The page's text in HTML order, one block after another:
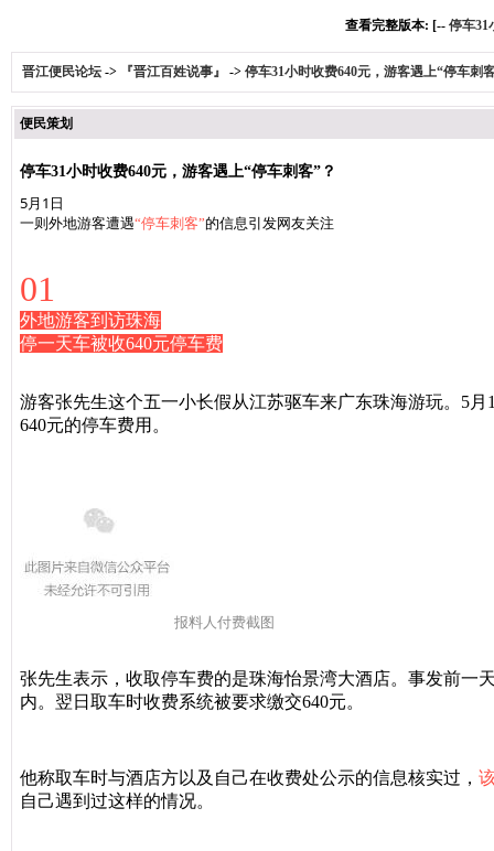
查看完整版本: [-- 停车31
晋江便民论坛 -> 『晋江百姓说事』 -> 停车31小时收费640元，游客遇上“停车刺
便民策划
停车31小时收费640元，游客遇上“停车刺客”？
5月1日
一则外地游客遭遇“停车刺客”的信息引发网友关注
01
外地游客到访珠海
停一天车被收640元停车费
游客张先生这个五一小长假从江苏驱车来广东珠海游玩。5
640元的停车费用。
报料人付费截图
张先生表示，收取停车费的是珠海怡景湾大酒店。事发前一
内。翌日取车时收费系统被要求缴交640元。
他称取车时与酒店方以及自己在收费处公示的信息核实过，
自己遇到过这样的情况。